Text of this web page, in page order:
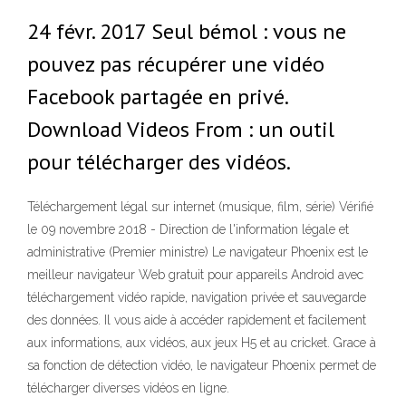
24 févr. 2017 Seul bémol : vous ne
pouvez pas récupérer une vidéo
Facebook partagée en privé.
Download Videos From : un outil
pour télécharger des vidéos.
Téléchargement légal sur internet (musique, film, série) Vérifié
le 09 novembre 2018 - Direction de l'information légale et
administrative (Premier ministre) Le navigateur Phoenix est le
meilleur navigateur Web gratuit pour appareils Android avec
téléchargement vidéo rapide, navigation privée et sauvegarde
des données. Il vous aide à accéder rapidement et facilement
aux informations, aux vidéos, aux jeux H5 et au cricket. Grace à
sa fonction de détection vidéo, le navigateur Phoenix permet de
télécharger diverses vidéos en ligne.